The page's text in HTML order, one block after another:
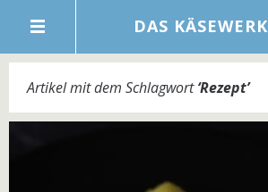
DAS KÄSEWERK
Artikel mit dem Schlagwort‘Rezept’